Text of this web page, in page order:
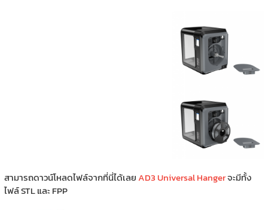
สามารถดาวน์โหลดไฟล์จากที่นี่ได้เลยAD3 Universal Hangerจะมีทั้ง
ไฟล์ STL และ FPP